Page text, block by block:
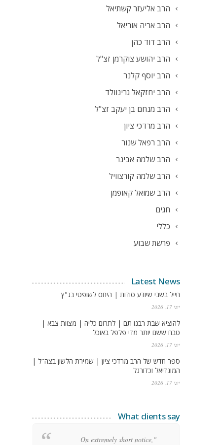
הרב אליעזר קשתיאל
הרב אריה אוריאל
הרב דוד כהן
הרב יהושע צוקרמן זצ"ל
הרב יוסף קלנר
הרב יחזקאל גרינוולד
הרב מנחם בן יעקב זצ"ל
הרב מרדכי ציון
הרב רפאל שנור
הרב שלמה אבינר
הרב שלמה קורצוויל
הרב שמואל קאופמן
חגים
כללי
פרשת שבוע
Latest News
חייל בשבי שיודע סודות | היחס לשופטי בג"ץ
יוני 17, 2026
להוציא שבת רבנו תם | לתרום כליה | מצוות צבא |
טבח ששם יותר מדי פלפל באוכל
יוני 17, 2026
ספר חדש של הרב מרדכי ציון | שמירת הלשון בצה"ל |
המונדיאל וכדורגל
יוני 17, 2026
What clients say
"On extremely short notice,